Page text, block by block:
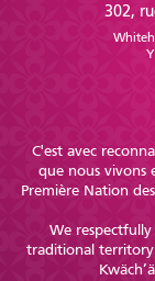
302,
C'est avec
que nous vivons
Première Nation
We
traditional territory